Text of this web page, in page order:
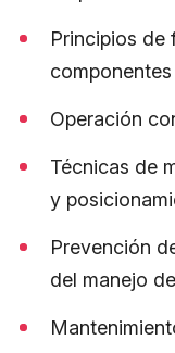
Principios de
Operación
Técnicas de
y
Prevención
del manejo